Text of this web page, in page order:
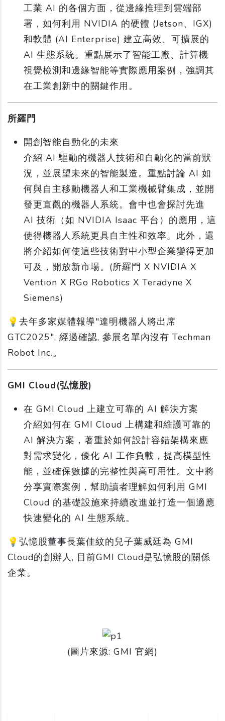
工業 AI 的各個方面，從邊緣推理到雲端部
署，如何利用 NVIDIA 的硬體 (Jetson、IGX)
和軟體 (AI Enterprise) 建立高效、可擴展的
AI 生態系統。重點展示了智能工廠、計算機
視覺檢測和邊緣智能等實際應用案例，強調其
在工業創新中的關鍵作用。
所羅門
開創智能自動化的未來
介紹 AI 驅動的機器人技術和自動化的當前狀
況，並展望未來的智能製造。重點討論 AI 如
何與自主移動機器人和工業機械臂集成，並開
發更直觀的機器人系統。會中也會探討先進
AI 技術（如 NVIDIA Isaac 平台）的應用，這
使得機器人系統更具自主性和效率。此外，還
將介紹如何使這些技術對中小型企業變得更加
可及，開放新市場。(所羅門 X NVIDIA X
Vention X RGo Robotics X Teradyne X
Siemens)
💡去年多家媒體報導"達明機器人將出席
GTC2025", 經過確認, 參展名單內沒有 Techman
Robot Inc.。
GMI Cloud(弘憶股)
在 GMI Cloud 上建立可靠的 AI 解決方案
介紹如何在 GMI Cloud 上構建和維護可靠的
AI 解決方案，著重於如何設計容錯架構來應
對需求變化，優化 AI 工作負載，提高模型性
能，並確保數據的完整性與高可用性。文中將
分享實際案例，幫助讀者理解如何利用 GMI
Cloud 的基礎設施來持續改進並打造一個適應
快速變化的 AI 生態系統。
💡弘憶股董事長葉佳紋的兒子葉威廷為 GMI
Cloud的創辦人, 目前GMI Cloud是弘憶股的關係
企業。
(圖片來源: GMI 官網)